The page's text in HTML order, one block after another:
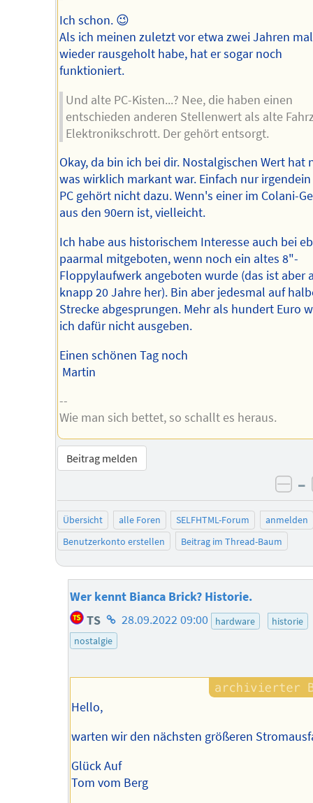
Ich schon. 😉
Als ich meinen zuletzt vor etwa zwei Jahren mal
wieder rausgeholt habe, hat er sogar noch
funktioniert.
Und alte PC-Kisten...? Nee, die haben einen
entschieden anderen Stellenwert als alte
Elektronikschrott. Der gehört entsorgt.
Okay, da bin ich bei dir. Nostalgischen Wert hat
was wirklich markant war. Einfach nur
PC gehört nicht dazu. Wenn's einer im Colani-
aus den 90ern ist, vielleicht.
Ich habe aus historischem Interesse auch bei
paarmal mitgeboten, wenn noch ein altes 8"-
Floppylaufwerk angeboten wurde (das ist aber
knapp 20 Jahre her). Bin aber jedesmal auf
Strecke abgesprungen. Mehr als hundert Euro
ich dafür nicht ausgeben.
Einen schönen Tag noch
Martin
--
Wie man sich bettet, so schallt es heraus.
Beitrag melden
–
Übersicht alle Foren SELFHTML-Forum
anmelden
Benutzerkonto erstellen
Beitrag im Thread-Baum
Wer kennt Bianca Brick? Historie.
TS Homepage
des
28.09.2022 09:00 hardware
historie
nostalgie
Hello,
warten wir den nächsten größeren
Glück Auf
Tom vom Berg